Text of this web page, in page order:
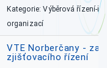
Kategorie: Výběrová řízení-
organizací
VTE Norberčany -
zjišťovacího řízení